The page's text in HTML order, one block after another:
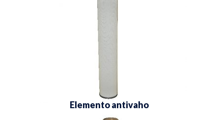
Elemento antivaho